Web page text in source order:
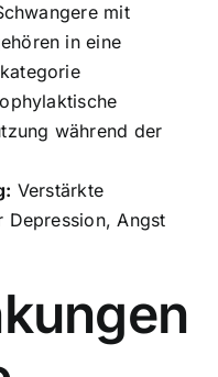
mit
in eine
während der
Verstärkte
Depression, Angst